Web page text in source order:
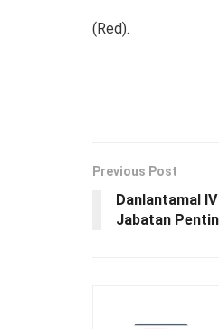
(Red).
Previous Post
Danlantamal
Jabatan